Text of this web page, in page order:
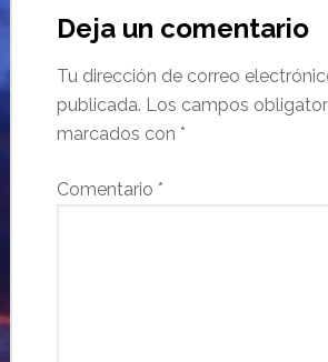
Deja un comentario
Tu dirección de correo
publicada. Los campos
marcados con *
Comentario *